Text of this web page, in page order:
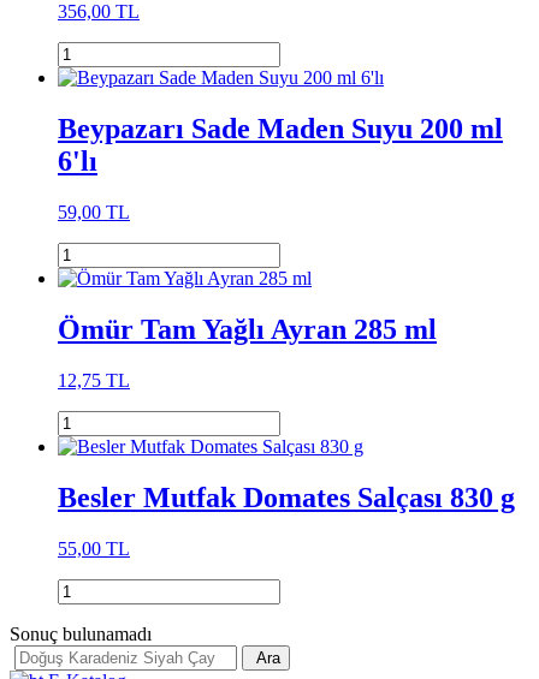
356,00 TL
Beypazarı Sade Maden Suyu 200 ml
6'lı
59,00 TL
Ömür Tam Yağlı Ayran 285 ml
12,75 TL
Besler Mutfak Domates Salçası 830 g
55,00 TL
Sonuç bulunamadı
Ara